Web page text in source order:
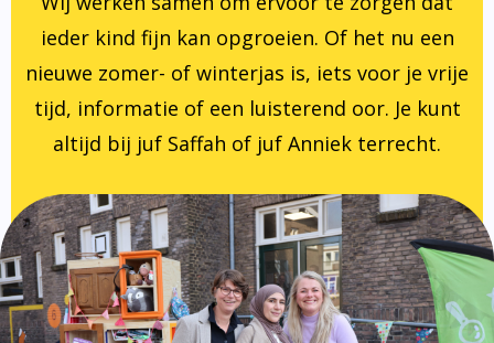
ieder kind fijn kan opgroeien. Of het nu een
nieuwe zomer- of winterjas is, iets voor je vrije
tijd, informatie of een luisterend oor. Je kunt
altijd bij juf Saffah of juf Anniek terrecht.